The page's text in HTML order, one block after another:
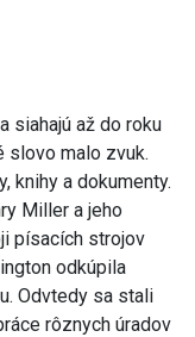
siahajú až do roku
slovo malo zvuk.
knihy a dokumenty.
Miller a jeho
písacích strojov
odkúpila
Odvtedy sa stali
rôznych úradov